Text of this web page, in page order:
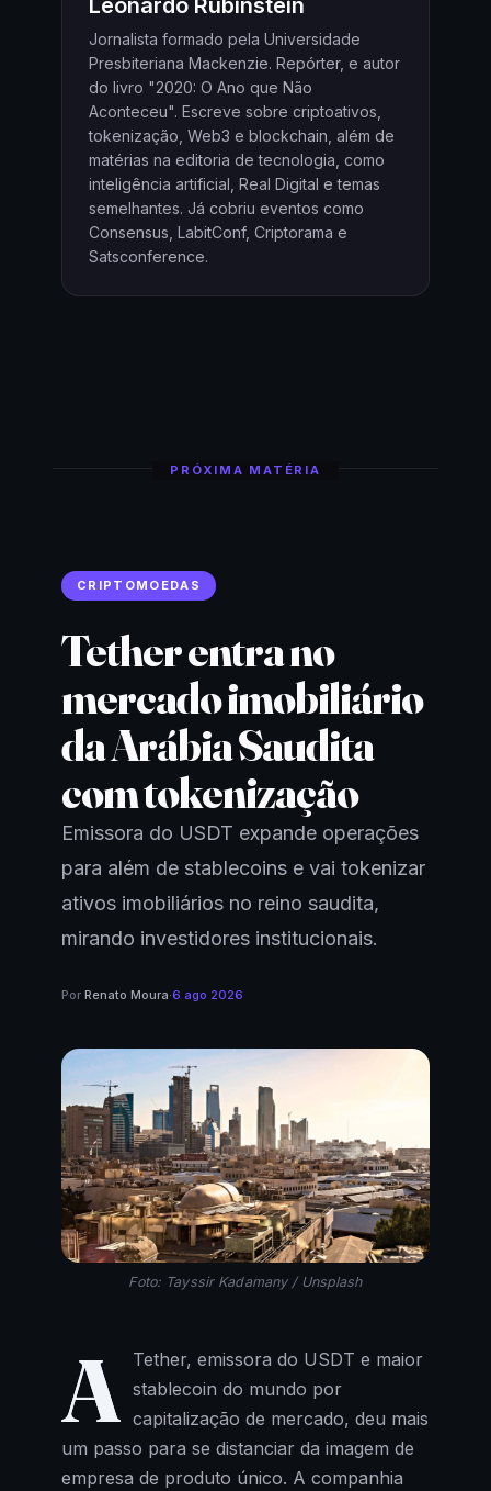
Jornalista formado pela Universidade
Presbiteriana Mackenzie. Repórter, e autor
do livro "2020: O Ano que Não
Aconteceu". Escreve sobre criptoativos,
tokenização, Web3 e blockchain, além de
matérias na editoria de tecnologia, como
inteligência artificial, Real Digital e temas
semelhantes. Já cobriu eventos como
Consensus, LabitConf, Criptorama e
Satsconference.
PRÓXIMA MATÉRIA
CRIPTOMOEDAS
Tether entra no
mercado imobiliário
da Arábia Saudita
com tokenização
Emissora do USDT expande operações
para além de stablecoins e vai tokenizar
ativos imobiliários no reino saudita,
mirando investidores institucionais.
Por Renato Moura·6 ago 2026
Foto: Tayssir Kadamany / Unsplash
A Tether, emissora do USDT e maior
stablecoin do mundo por
capitalização de mercado, deu mais
um passo para se distanciar da imagem de
empresa de produto único. A companhia